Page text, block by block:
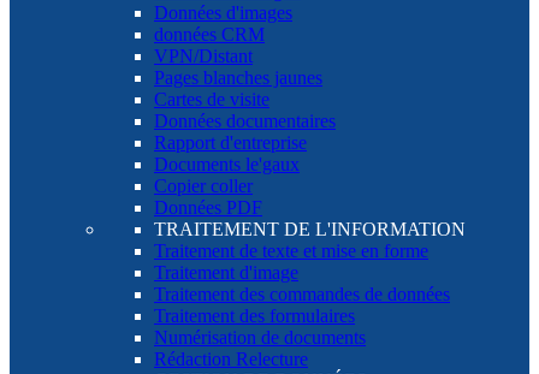
Données d'images
données CRM
VPN/Distant
Pages blanches jaunes
Cartes de visite
Données documentaires
Rapport d'entreprise
Documents le'gaux
Copier coller
Données PDF
TRAITEMENT DE L'INFORMATION
Traitement de texte et mise en forme
Traitement d'image
Traitement des commandes de données
Traitement des formulaires
Numérisation de documents
Rédaction Relecture